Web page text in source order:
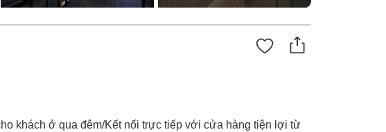
khách ở qua đêm/Kết nối trực tiếp với cửa hàng tiện lợi từ